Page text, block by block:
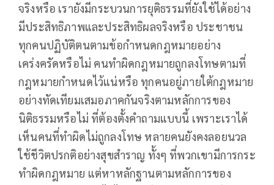
จริงหรือ เรายังมีกระบวนการยุติธรรมที่ยังใช้ได้อย่าง
มีประสิทธิภาพและประสิทธิผลจริงหรือ ประชาชน
ทุกคนปฏิบัติตนตามข้อกำหนดกฎหมายอย่าง
เคร่งครัดหรือไม่ คนทำผิดกฎหมายถูกลงโทษตามที่
กฎหมายกำหนดไว้แน่หรือ ทุกคนอยู่ภายใต้กฎหมาย
อย่างทัดเทียมเสมอภาคกันจริงตามหลักการของ
นิติธรรมหรือไม่ ที่ต้องตั้งคำถามแบบนี้ เพราะเราได้
เห็นคนที่ทำผิดไม่ถูกลงโทษ หลายคนยังคงลอยนวล
ใช้ชีวิตปรกติอย่างสุขสำราญ ทั้งๆ ที่พวกเขามีการกระ
ทำผิดกฎหมาย แต่หาหลักฐานตามหลักการของ